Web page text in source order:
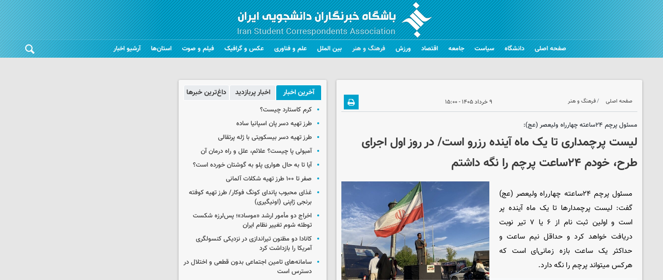
صفحه اصلی دانشگاه سیاست جامعه اقتصاد ورزش فرهنگ و هنر بین الملل علم و فناوری عکس و گرافیک فیلم و صوت استان‌ها آرشیو اخبار
صفحه اصلی فرهنگ و هنر ۹ خرداد ۱۴۰۵ - ۱۵:۰۰
مسئول پرچم ۲۴ساعته چهارراه ولیعصر (عج):
لیست پرچمداری تا یک ماه آینده رزرو است/ در روز اول اجرای
طرح، خودم ۲۴ساعت پرچم را نگه داشتم
مسئول پرچم ۲۴ساعته چهارراه ولیعصر (عج)
گفت: لیست پرچمدارها تا یک ماه آینده پر
است و اولین ثبت نام از ۶ یا ۷ تیر نوبت
دریافت خواهد کرد و حداقل نیم ساعت و
حداکثر یک ساعت بازه زمانی‌ای است که
هرکس میتواند پرچم را نگه دارد.
آخرین اخبار اخبار پربازدید داغ‌ترین خبرها
کرم کاستارد چیست؟
طرز تهیه دسر پان اسپانیا ساده
طرز تهیه دسر بیسکویتی با ژله پرتقالی
آمبولی پا چیست؟ علائم، علل و راه درمان آن
آیا تا به حال هواری پلو به گوشتان خورده است؟
صفر تا ۱۰۰ طرز تهیه شکلات آلمانی
غذای محبوب پاندای کونگ فوکار/ طرز تهیه کوفته
برنجی ژاپنی (اونیگیری)
اخراج دو مأمور ارشد «موساد»؛ پس‌لرزه شکست
توطئه شوم تغییر نظام ایران
کانادا دو مظنون تیراندازی در نزدیکی کنسولگری
آمریکا را بازداشت کرد
سامانه‌های تامین اجتماعی بدون قطعی و اختلال در
دسترس است